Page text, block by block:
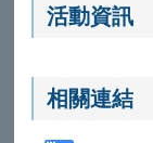
活動資訊
相關連結